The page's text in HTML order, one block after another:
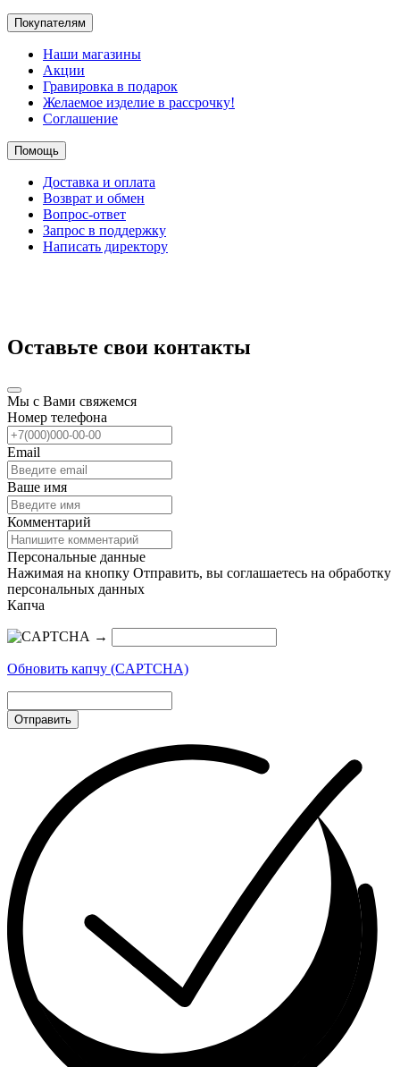
Покупателям
Наши магазины
Акции
Гравировка в подарок
Желаемое изделие в рассрочку!
Соглашение
Помощь
Доставка и оплата
Возврат и обмен
Вопрос-ответ
Запрос в поддержку
Написать директору
Оставьте свои контакты
Мы с Вами свяжемся
Номер телефона
Email
Ваше имя
Комментарий
Персональные данные
Нажимая на кнопку Отправить, вы соглашаетесь на обработку
персональных данных
Капча
→
Обновить капчу (CAPTCHA)
Отправить